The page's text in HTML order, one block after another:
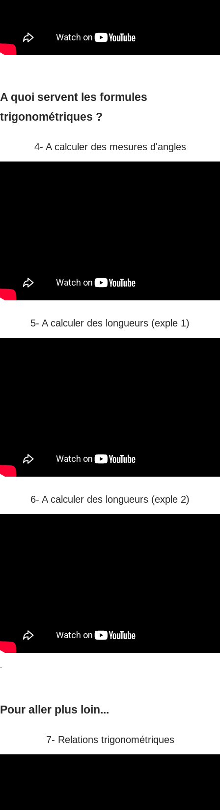
A quoi servent les formules
trigonométriques ?
4- A calculer des mesures d'angles
5- A calculer des longueurs (exple 1)
6- A calculer des longueurs (exple 2)
.
Pour aller plus loin...
7- Relations trigonométriques